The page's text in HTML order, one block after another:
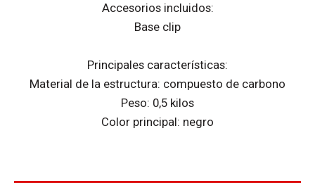
Accesorios incluidos:
Base clip
Principales características:
Material de la estructura: compuesto de carbono
Peso: 0,5 kilos
Color principal: negro